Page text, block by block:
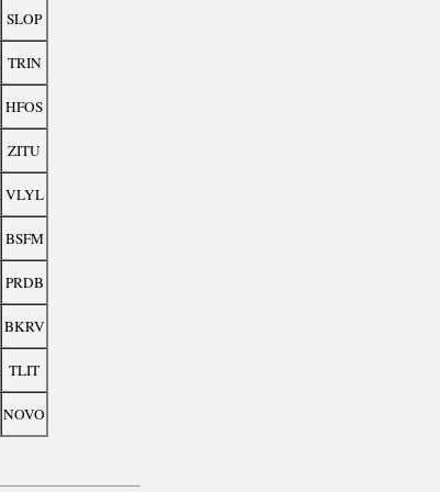
SLOP
TRIN
HFOS
ZITU
VLYL
BSFM
PRDB
BKRV
TLIT
NOVO